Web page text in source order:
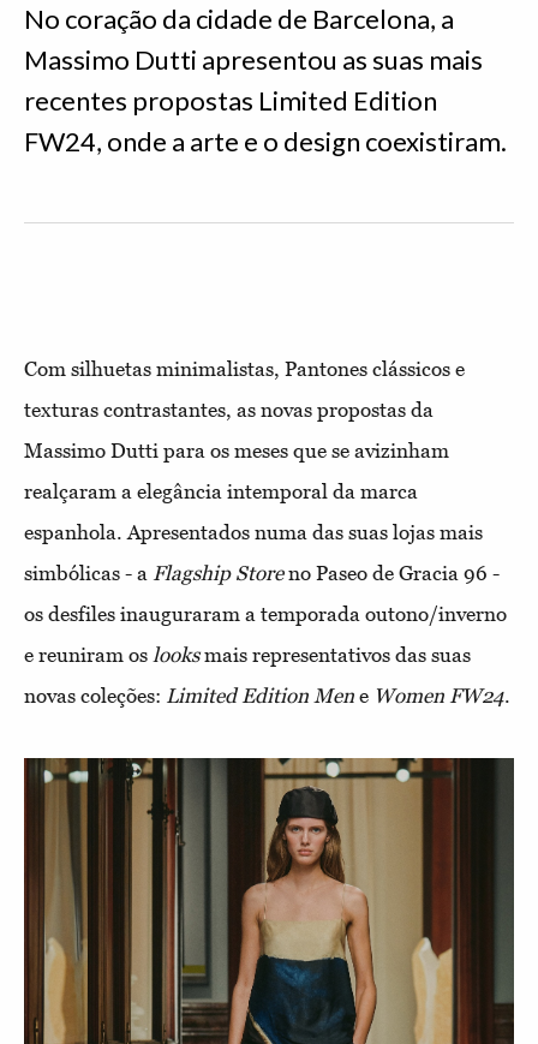
No coração da cidade de Barcelona, a
Massimo Dutti apresentou as suas mais
recentes propostas Limited Edition
FW24, onde a arte e o design coexistiram.
Com silhuetas minimalistas, Pantones clássicos e
texturas contrastantes, as novas propostas da
Massimo Dutti para os meses que se avizinham
realçaram a elegância intemporal da marca
espanhola. Apresentados numa das suas lojas mais
simbólicas - a Flagship Storeno Paseo de Gracia 96 -
os desfiles inauguraram a temporada outono/inverno
e reuniram os looksmais representativos das suas
novas coleções: Limited Edition Men e Women FW24.